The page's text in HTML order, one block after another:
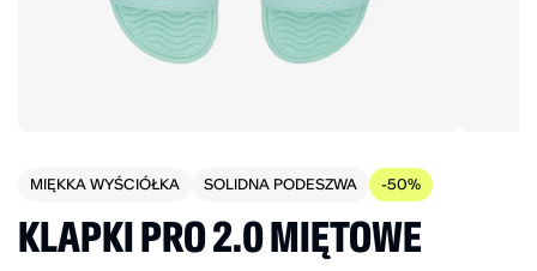
MIĘKKA WYŚCIÓŁKA SOLIDNA PODESZWA -50%
KLAPKI PRO 2.0 MIĘTOWE